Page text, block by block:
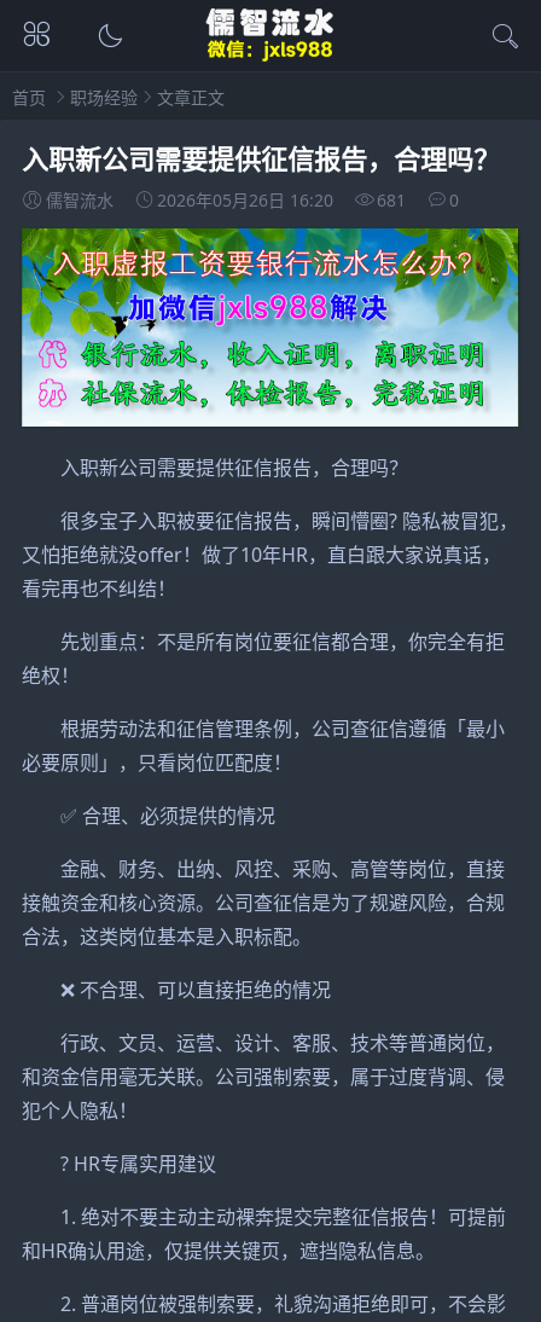
首页 职场经验 文章正文
入职新公司需要提供征信报告，合理吗？
儒智流水 2026年05月26日 16:20 681 0
入职新公司需要提供征信报告，合理吗？
很多宝子入职被要征信报告，瞬间懵圈? 隐私被冒犯，
又怕拒绝就没offer！做了10年HR，直白跟大家说真话，
看完再也不纠结！
先划重点：不是所有岗位要征信都合理，你完全有拒
绝权！
根据劳动法和征信管理条例，公司查征信遵循「最小
必要原则」，只看岗位匹配度！
✅ 合理、必须提供的情况
金融、财务、出纳、风控、采购、高管等岗位，直接
接触资金和核心资源。公司查征信是为了规避风险，合规
合法，这类岗位基本是入职标配。
❌ 不合理、可以直接拒绝的情况
行政、文员、运营、设计、客服、技术等普通岗位，
和资金信用毫无关联。公司强制索要，属于过度背调、侵
犯个人隐私！
? HR专属实用建议
1. 绝对不要主动主动裸奔提交完整征信报告！可提前
和HR确认用途，仅提供关键页，遮挡隐私信息。
2. 普通岗位被强制索要，礼貌沟通拒绝即可，不会影